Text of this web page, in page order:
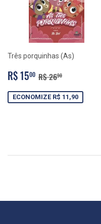
Três porquinhas (As)
PREÇO
PROMOCIONAL
R$ 1500 R$
15,00
PREÇO NORMAL
R$ 2690
ECONOMIZE R$ 11,90